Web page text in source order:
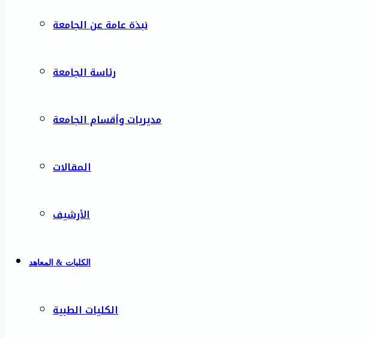
نبذة عامة عن الجامعة
رئاسة الجامعة
مديريات وأقسام الجامعة
المقالات
الأرشيف
الكليات & المعاهد
الكليات الطبية